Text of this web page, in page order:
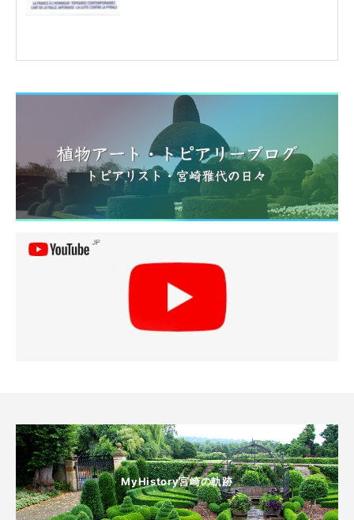
MyHistory宮崎の軌跡